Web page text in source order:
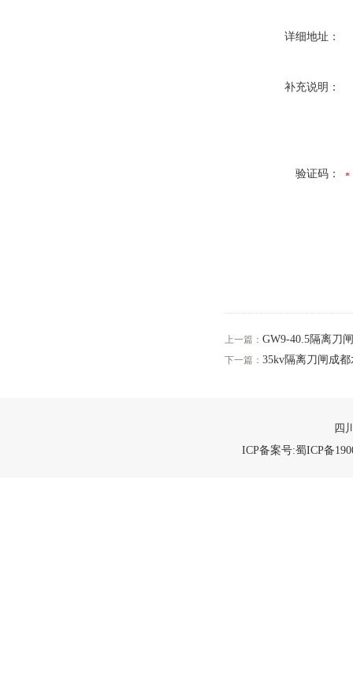
详细地址：
补充说明：
验证码：
上一篇： GW9-40.5隔离刀
下一篇： 35kv隔离刀闸成
四
ICP备案号:蜀ICP备